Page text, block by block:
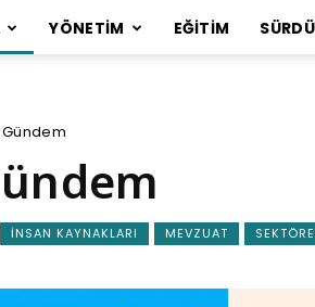
YÖNETİM EĞİTİM
Gündem
İNSAN KAYNAKLARI MEVZUAT